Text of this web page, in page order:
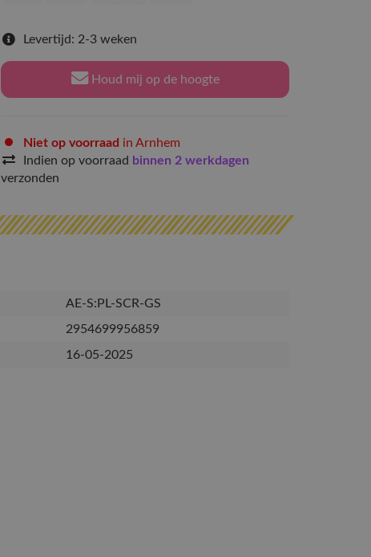
Levertijd: 2-3 weken
Houd mij op de hoogte
Niet op voorraad in Arnhem
Indien op voorraad binnen 2 werkdagen
verzonden
AE-S:PL-SCR-GS
2954699956859
16-05-2025